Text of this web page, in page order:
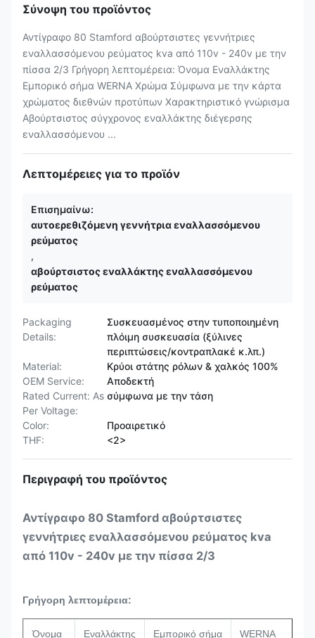
Σύνοψη του προϊόντος
Αντίγραφο 80 Stamford αβούρτσιστες γεννήτριες
εναλλασσόμενου ρεύματος kva από 110v - 240v με την
πίσσα 2/3 Γρήγορη λεπτομέρεια: Όνομα Εναλλάκτης
Εμπορικό σήμα WERNA Χρώμα Σύμφωνα με την κάρτα
χρώματος διεθνών προτύπων Χαρακτηριστικό γνώρισμα
Αβούρτσιστος σύγχρονος εναλλάκτης διέγερσης
εναλλασσόμενου ...
Λεπτομέρειες για το προϊόν
Επισημαίνω:
αυτοερεθιζόμενη γεννήτρια εναλλασσόμενου
ρεύματος
,
αβούρτσιστος εναλλάκτης εναλλασσόμενου
ρεύματος
Packaging
Details:
Συσκευασμένος στην τυποποιημένη
πλόιμη συσκευασία (ξύλινες
περιπτώσεις/κοντραπλακέ κ.λπ.)
Material:
Κρύοι στάτης ρόλων & χαλκός 100%
OEM Service:
Αποδεκτή
Rated Current: As
Per Voltage:
σύμφωνα με την τάση
Color:
Προαιρετικό
THF:
<2>
Περιγραφή του προϊόντος
Αντίγραφο 80 Stamford αβούρτσιστες
γεννήτριες εναλλασσόμενου ρεύματος kva
από 110v - 240v με την πίσσα 2/3
Γρήγορη λεπτομέρεια:
Όνομα Εναλλάκτης Εμπορικό σήμα WERNA